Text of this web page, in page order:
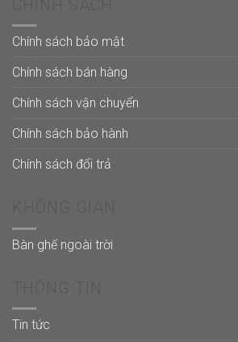
Chính sách bảo mật
Chính sách bán hàng
Chính sách vận chuyển
Chính sách bảo hành
Chính sách đổi trả
Bàn ghế ngoài trời
Tin tức